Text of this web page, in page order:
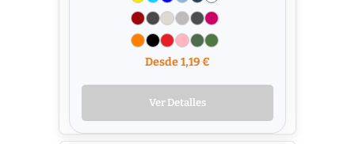
Desde 1,19 €
Ver Detalles